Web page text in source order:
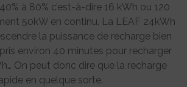
à 80% c’est-à-dire 16 kWh ou 120
50kW en continu. La LEAF 24kWh
la puissance de recharge bien
environ 40 minutes pour recharger
On peut donc dire que la recharge
en quelque sorte.